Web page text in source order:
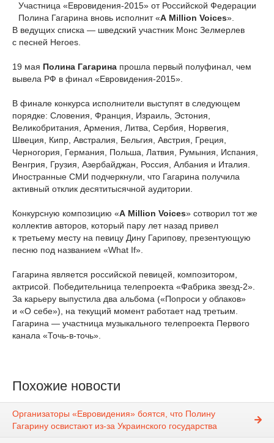
Участница «Евровидения-2015» от Российской Федерации
Полина Гагарина вновь исполнит «A Million Voices».
В ведущих списка — шведский участник Монс Зелмерлев
с песней Heroes.
19 мая Полина Гагарина прошла первый полуфинал, чем
вывела РФ в финал «Евровидения-2015».
В финале конкурса исполнители выступят в следующем
порядке: Словения, Франция, Израиль, Эстония,
Великобритания, Армения, Литва, Сербия, Норвегия,
Швеция, Кипр, Австралия, Бельгия, Австрия, Греция,
Черногория, Германия, Польша, Латвия, Румыния, Испания,
Венгрия, Грузия, Азербайджан, Россия, Албания и Италия.
Иностранные СМИ подчеркнули, что Гагарина получила
активный отклик десятитысячной аудитории.
Конкурсную композицию «A Million Voices» сотворил тот же
коллектив авторов, который пару лет назад привел
к третьему месту на певицу Дину Гарипову, презентующую
песню под названием «What If».
Гагарина является российской певицей, композитором,
актрисой. Победительница телепроекта «Фабрика звезд-2».
За карьеру выпустила два альбома («Попроси у облаков»
и «О себе»), на текущий момент работает над третьим.
Гагарина — участница музыкального телепроекта Первого
канала «Точь-в-точь».
Похожие новости
Организаторы «Евровидения» боятся, что Полину
Гагарину освистают из-за Украинского государства